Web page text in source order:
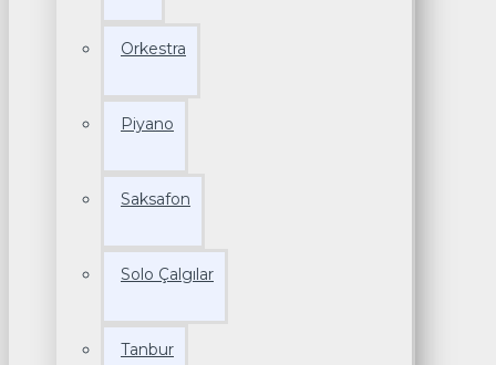
Orkestra
Piyano
Saksafon
Solo Çalgılar
Tanbur